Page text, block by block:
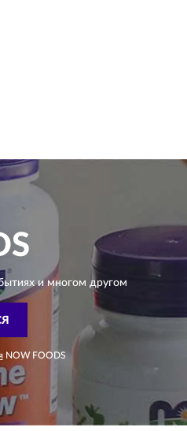
и многом другом
NOW FOODS